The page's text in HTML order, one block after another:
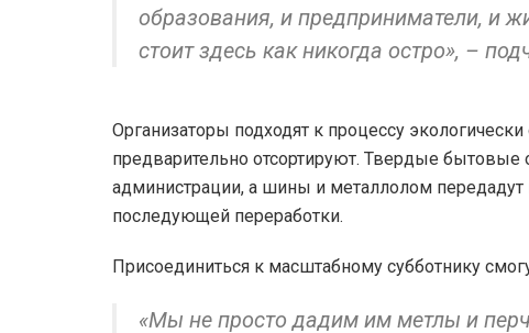
образования, и предприниматели, и
стоит здесь как никогда остро», –
Организаторы подходят к процессу
предварительно отсортируют. Твердые
администрации, а шины и металлолом
последующей переработки.
Присоединиться к масштабному субботнику
«Мы не просто дадим им метлы и